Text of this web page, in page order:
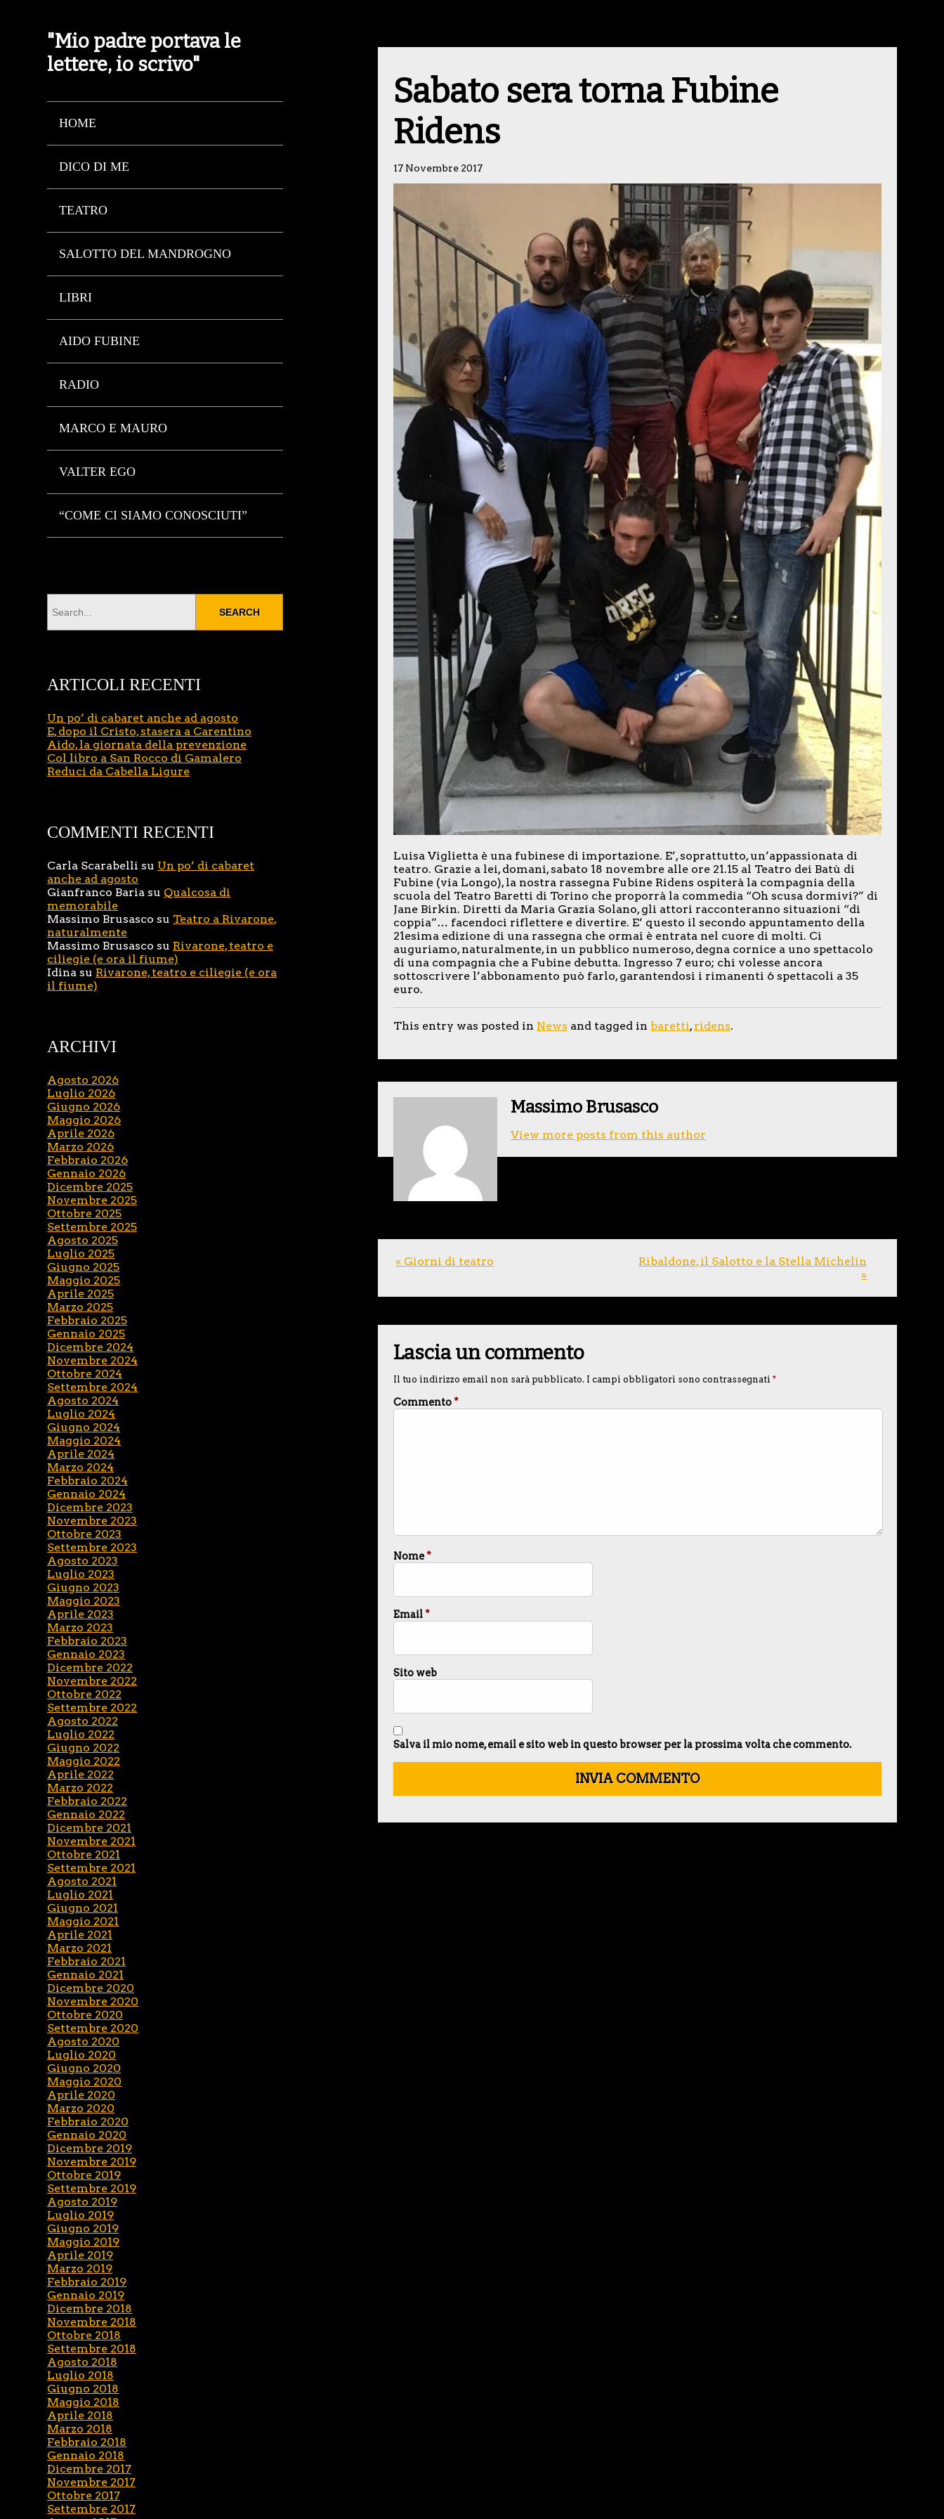
"Mio padre portava le
lettere, io scrivo"
HOME
DICO DI ME
TEATRO
SALOTTO DEL MANDROGNO
LIBRI
AIDO FUBINE
RADIO
MARCO E MAURO
VALTER EGO
“COME CI SIAMO CONOSCIUTI”
Sabato sera torna Fubine
Ridens
17 Novembre 2017
Luisa Viglietta è una fubinese di importazione. E’, soprattutto, un’appassionata di
teatro. Grazie a lei, domani, sabato 18 novembre alle ore 21.15 al Teatro dei Batù di
Fubine (via Longo), la nostra rassegna Fubine Ridens ospiterà la compagnia della
scuola del Teatro Baretti di Torino che proporrà la commedia “Oh scusa dormivi?” di
Jane Birkin. Diretti da Maria Grazia Solano, gli attori racconteranno situazioni “di
coppia”… facendoci riflettere e divertire. E’ questo il secondo appuntamento della
21esima edizione di una rassegna che ormai è entrata nel cuore di molti. Ci
auguriamo, naturalmente, in un pubblico numeroso, degna cornice a uno spettacolo
di una compagnia che a Fubine debutta. Ingresso 7 euro; chi volesse ancora
sottoscrivere l’abbonamento può farlo, garantendosi i rimanenti 6 spettacoli a 35
euro.
This entry was posted in News and tagged in baretti,ridens.
Massimo Brusasco
View more posts from this author
« Giorni di teatro
Ribaldone, il Salotto e la Stella Michelin
»
Lascia un commento
Il tuo indirizzo email non sarà pubblicato. I campi obbligatori sono contrassegnati *
Commento*
Nome*
Email*
Sito web
Salva il mio nome, email e sito web in questo browser per la prossima volta che commento.
ARTICOLI RECENTI
Un po’ di cabaret anche ad agosto
E, dopo il Cristo, stasera a Carentino
Aido, la giornata della prevenzione
Col libro a San Rocco di Gamalero
Reduci da Cabella Ligure
COMMENTI RECENTI
Carla Scarabelli su Un po’ di cabaret
anche ad agosto
Gianfranco Baria su Qualcosa di
memorabile
Massimo Brusasco su Teatro a Rivarone,
naturalmente
Massimo Brusasco su Rivarone, teatro e
ciliegie (e ora il fiume)
Idina su Rivarone, teatro e ciliegie (e ora
il fiume)
ARCHIVI
Agosto 2026
Luglio 2026
Giugno 2026
Maggio 2026
Aprile 2026
Marzo 2026
Febbraio 2026
Gennaio 2026
Dicembre 2025
Novembre 2025
Ottobre 2025
Settembre 2025
Agosto 2025
Luglio 2025
Giugno 2025
Maggio 2025
Aprile 2025
Marzo 2025
Febbraio 2025
Gennaio 2025
Dicembre 2024
Novembre 2024
Ottobre 2024
Settembre 2024
Agosto 2024
Luglio 2024
Giugno 2024
Maggio 2024
Aprile 2024
Marzo 2024
Febbraio 2024
Gennaio 2024
Dicembre 2023
Novembre 2023
Ottobre 2023
Settembre 2023
Agosto 2023
Luglio 2023
Giugno 2023
Maggio 2023
Aprile 2023
Marzo 2023
Febbraio 2023
Gennaio 2023
Dicembre 2022
Novembre 2022
Ottobre 2022
Settembre 2022
Agosto 2022
Luglio 2022
Giugno 2022
Maggio 2022
Aprile 2022
Marzo 2022
Febbraio 2022
Gennaio 2022
Dicembre 2021
Novembre 2021
Ottobre 2021
Settembre 2021
Agosto 2021
Luglio 2021
Giugno 2021
Maggio 2021
Aprile 2021
Marzo 2021
Febbraio 2021
Gennaio 2021
Dicembre 2020
Novembre 2020
Ottobre 2020
Settembre 2020
Agosto 2020
Luglio 2020
Giugno 2020
Maggio 2020
Aprile 2020
Marzo 2020
Febbraio 2020
Gennaio 2020
Dicembre 2019
Novembre 2019
Ottobre 2019
Settembre 2019
Agosto 2019
Luglio 2019
Giugno 2019
Maggio 2019
Aprile 2019
Marzo 2019
Febbraio 2019
Gennaio 2019
Dicembre 2018
Novembre 2018
Ottobre 2018
Settembre 2018
Agosto 2018
Luglio 2018
Giugno 2018
Maggio 2018
Aprile 2018
Marzo 2018
Febbraio 2018
Gennaio 2018
Dicembre 2017
Novembre 2017
Ottobre 2017
Settembre 2017